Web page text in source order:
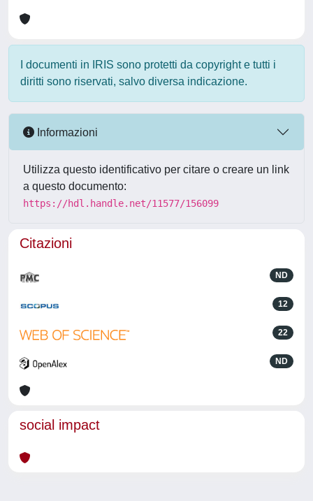
I documenti in IRIS sono protetti da copyright e tutti i
diritti sono riservati, salvo diversa indicazione.
Informazioni
Utilizza questo identificativo per citare o creare un link
a questo documento:
https://hdl.handle.net/11577/156099
Citazioni
ND
12
22
ND
social impact